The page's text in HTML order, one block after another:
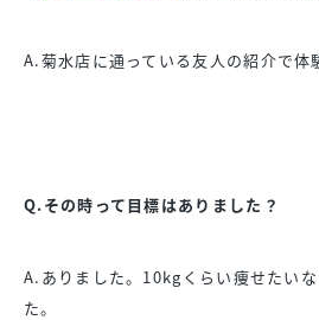
A.菊水店に通っている友人の紹介で体
Q.その時って目標はありました？
A.ありました。10kgくらい痩せたい
た。